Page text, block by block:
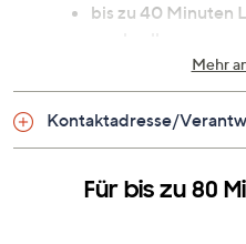
bis zu 40 Minuten
1.800 mAh-Akku
21,6 Volt
Gewicht: 0,577 kg
Maße
Mehr
Kontaktadresse/
Für bis zu 80